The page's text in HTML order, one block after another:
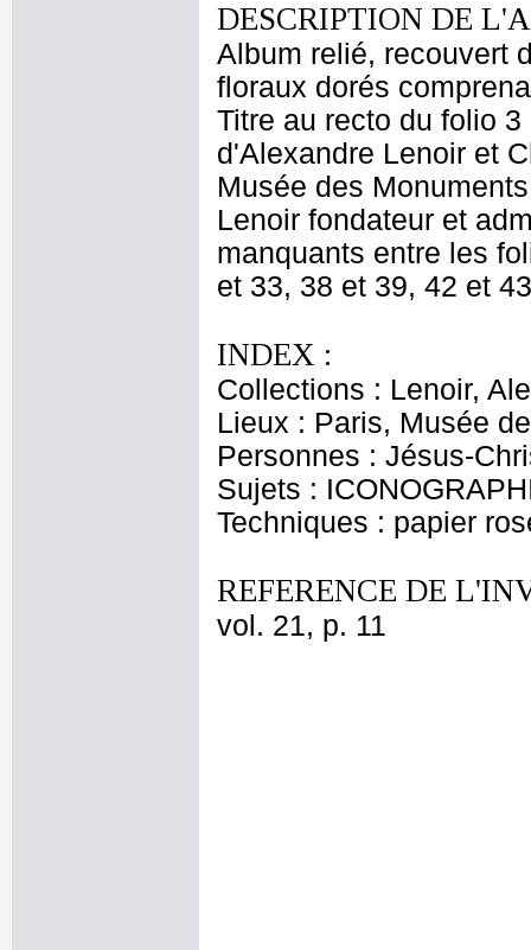
DESCRIPTION DE
Album relié, recouvert
floraux dorés
Titre au recto du folio
d'Alexandre Lenoir et
Musée des
Lenoir fondateur et
manquants entre les
et 33, 38 et 39, 42 et
INDEX :
Collections : Lenoir,
Lieux : Paris, Musée
Personnes : Jésus-
Sujets :
Techniques : papier
REFERENCE DE
vol. 21, p. 11